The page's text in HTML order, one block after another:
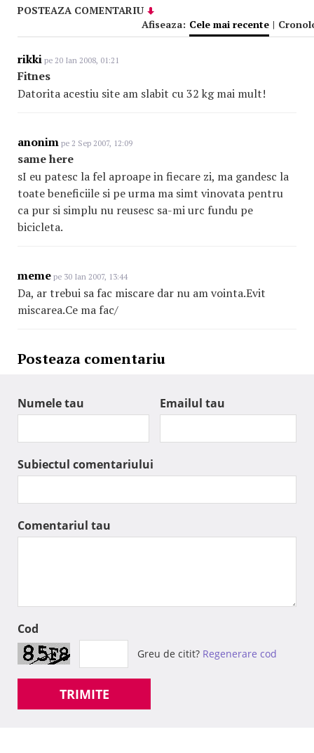
POSTEAZA COMENTARIU
Afiseaza: Cele mai recente |
rikki pe 20 Ian 2008, 01:21
Fitnes
Datorita acestiu site am slabit cu 32 kg mai mult!
anonim pe 2 Sep 2007, 12:09
same here
sI eu patesc la fel aproape in fiecare zi, ma gandesc la
toate beneficiile si pe urma ma simt vinovata pentru
ca pur si simplu nu reusesc sa-mi urc fundu pe
bicicleta.
meme pe 30 Ian 2007, 13:44
Da, ar trebui sa fac miscare dar nu am vointa.Evit
miscarea.Ce ma fac/
Posteaza comentariu
Numele tau Emailul tau
Subiectul comentariului
Comentariul tau
Cod
Greu de citit? Regenerare cod
TRIMITE